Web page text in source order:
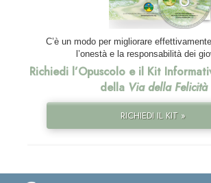
C’è un modo per migliorare
l’onestà e la responsabilità dei
Richiedi l’Opuscolo e il Kit
della Via della Felicità
RICHIEDI IL KIT »